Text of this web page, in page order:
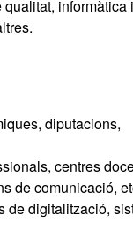
informàtica i
diputacions,
centres
de comunicació,
de digitalització,